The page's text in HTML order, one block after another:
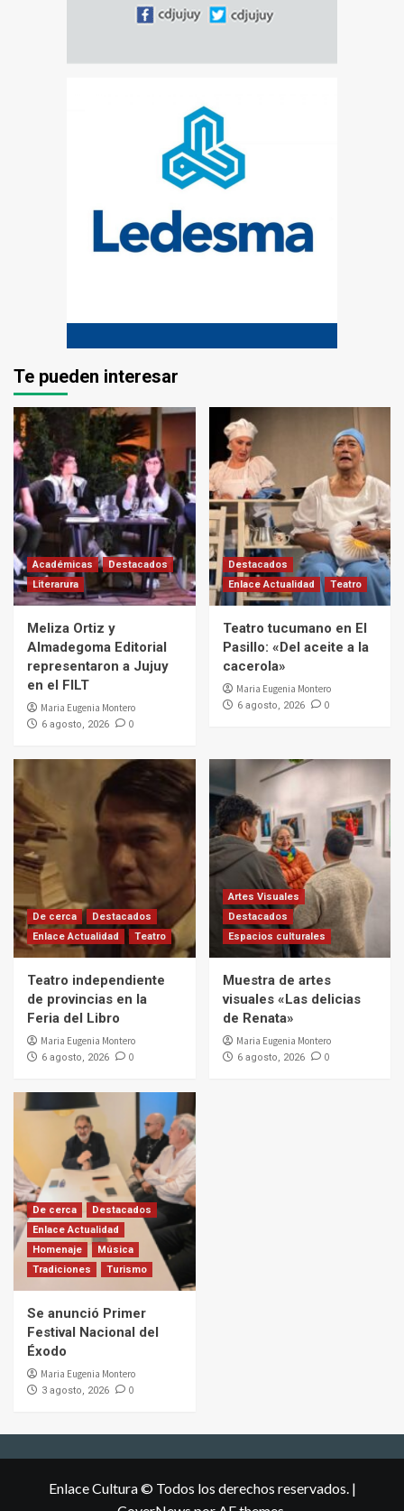
Te pueden interesar
Académicas
Destacados
Literarura
Meliza Ortiz y
Almadegoma Editorial
representaron a Jujuy
en el FILT
Maria Eugenia Montero
6 agosto, 2026 0
Destacados
Enlace Actualidad
Teatro
Teatro tucumano en El
Pasillo: «Del aceite a la
cacerola»
Maria Eugenia Montero
6 agosto, 2026 0
De cerca
Destacados
Enlace Actualidad
Teatro
Teatro independiente
de provincias en la
Feria del Libro
Maria Eugenia Montero
6 agosto, 2026 0
Artes Visuales
Destacados
Espacios culturales
Muestra de artes
visuales «Las delicias
de Renata»
Maria Eugenia Montero
6 agosto, 2026 0
De cerca
Destacados
Enlace Actualidad
Homenaje
Música
Tradiciones
Turismo
Se anunció Primer
Festival Nacional del
Éxodo
Maria Eugenia Montero
3 agosto, 2026 0
Enlace Cultura © Todos los derechos reservados. |